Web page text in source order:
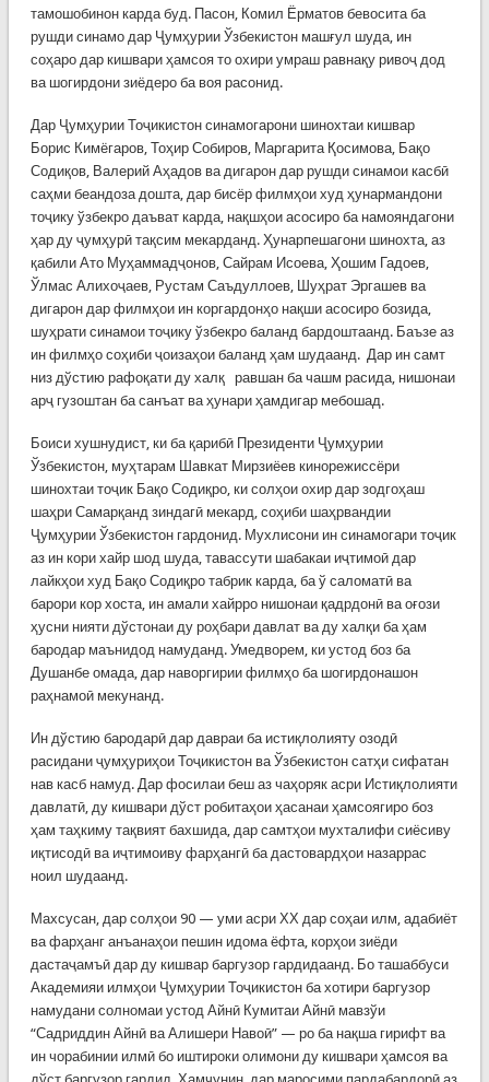
тамошобинон карда буд. Пасон, Комил Ёрматов бевосита ба
рушди синамо дар Ҷумҳурии Ўзбекистон машғул шуда, ин
соҳаро дар кишвари ҳамсоя то охири умраш равнақу ривоҷ дод
ва шогирдони зиёдеро ба воя расонид.
Дар Ҷумҳурии Тоҷикистон синамогарони шинохтаи кишвар
Борис Кимёгаров, Тоҳир Собиров, Маргарита Қосимова, Бақо
Содиқов, Валерий Аҳадов ва дигарон дар рушди синамои касбӣ
саҳми беандоза дошта, дар бисёр филмҳои худ ҳунармандони
тоҷику ўзбекро даъват карда, нақшҳои асосиро ба намояндагони
ҳар ду ҷумҳурӣ тақсим мекарданд. Ҳунарпешагони шинохта, аз
қабили Ато Муҳаммадҷонов, Сайрам Исоева, Ҳошим Гадоев,
Ўлмас Алихоҷаев, Рустам Саъдуллоев, Шуҳрат Эргашев ва
дигарон дар филмҳои ин коргардонҳо нақши асосиро бозида,
шуҳрати синамои тоҷику ўзбекро баланд бардоштаанд. Баъзе аз
ин филмҳо соҳиби ҷоизаҳои баланд ҳам шудаанд. Дар ин самт
низ дўстию рафоқати ду халқ равшан ба чашм расида, нишонаи
арҷ гузоштан ба санъат ва ҳунари ҳамдигар мебошад.
Боиси хушнудист, ки ба қарибӣ Президенти Ҷумҳурии
Ўзбекистон, муҳтарам Шавкат Мирзиёев кинорежиссёри
шинохтаи тоҷик Бақо Содиқро, ки солҳои охир дар зодгоҳаш
шаҳри Самарқанд зиндагӣ мекард, соҳиби шаҳрвандии
Ҷумҳурии Ўзбекистон гардонид. Мухлисони ин синамогари тоҷик
аз ин кори хайр шод шуда, тавассути шабакаи иҷтимоӣ дар
лайкҳои худ Бақо Содиқро табрик карда, ба ў саломатӣ ва
барори кор хоста, ин амали хайрро нишонаи қадрдонӣ ва оғози
ҳусни нияти дўстонаи ду роҳбари давлат ва ду халқи ба ҳам
бародар маънидод намуданд. Умедворем, ки устод боз ба
Душанбе омада, дар наворгирии филмҳо ба шогирдонашон
раҳнамоӣ мекунанд.
Ин дўстию бародарӣ дар давраи ба истиқлолияту озодӣ
расидани ҷумҳуриҳои Тоҷикистон ва Ўзбекистон сатҳи сифатан
нав касб намуд. Дар фосилаи беш аз чаҳоряк асри Истиқлолияти
давлатӣ, ду кишвари дўст робитаҳои ҳасанаи ҳамсоягиро боз
ҳам таҳкиму тақвият бахшида, дар самтҳои мухталифи сиёсиву
иқтисодӣ ва иҷтимоиву фарҳангӣ ба дастовардҳои назаррас
ноил шудаанд.
Махсусан, дар солҳои 90 — уми асри ХХ дар соҳаи илм, адабиёт
ва фарҳанг анъанаҳои пешин идома ёфта, корҳои зиёди
дастаҷамъӣ дар ду кишвар баргузор гардидаанд. Бо ташаббуси
Академияи илмҳои Ҷумҳурии Тоҷикистон ба хотири баргузор
намудани солномаи устод Айнӣ Кумитаи Айнӣ мавзўи
“Садриддин Айнӣ ва Алишери Навоӣ” — ро ба нақша гирифт ва
ин чорабинии илмӣ бо иштироки олимони ду кишвари ҳамсоя ва